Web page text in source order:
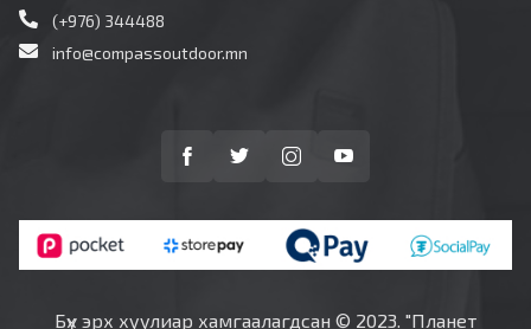
(+976) 344488
info@compassoutdoor.mn
Бүх эрх хуулиар хамгаалагдсан © 2023. "Планет